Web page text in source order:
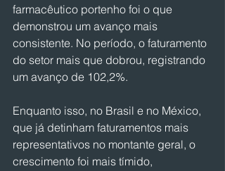
farmacêutico portenho foi o que
demonstrou um avanço mais
consistente. No período, o faturamento
do setor mais que dobrou, registrando
um avanço de 102,2%.
Enquanto isso, no Brasil e no México,
que já detinham faturamentos mais
representativos no montante geral, o
crescimento foi mais tímido,